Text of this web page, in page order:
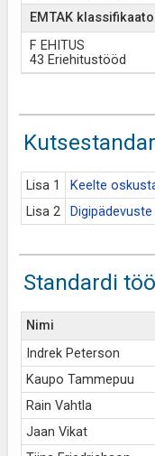
EMTAK
F EHITUS
43 Eriehitustööd
Lisa 1
Keelte
Lisa 2
Standardi
Nimi
Indrek Peterson
Kaupo Tammepuu
Rain Vahtla
Jaan Vikat